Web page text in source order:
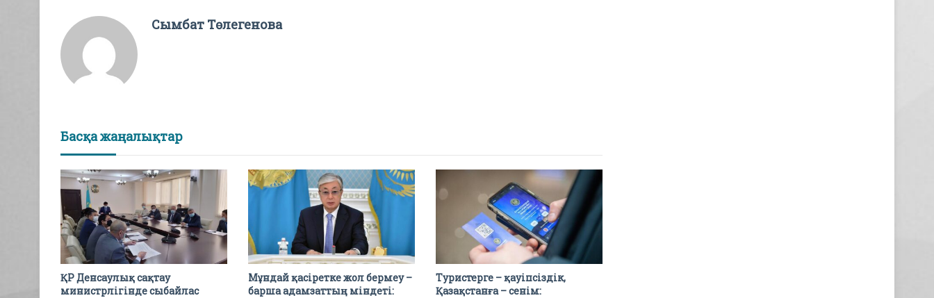
Сымбат Төлегенова
Басқа жаңалықтар
ҚР Денсаулық сақтау
министрлігінде сыбайлас
Мұндай қасіретке жол бермеу –
барша адамзаттың міндеті:
Туристерге – қауіпсіздік,
Қазақстанға – сенім: